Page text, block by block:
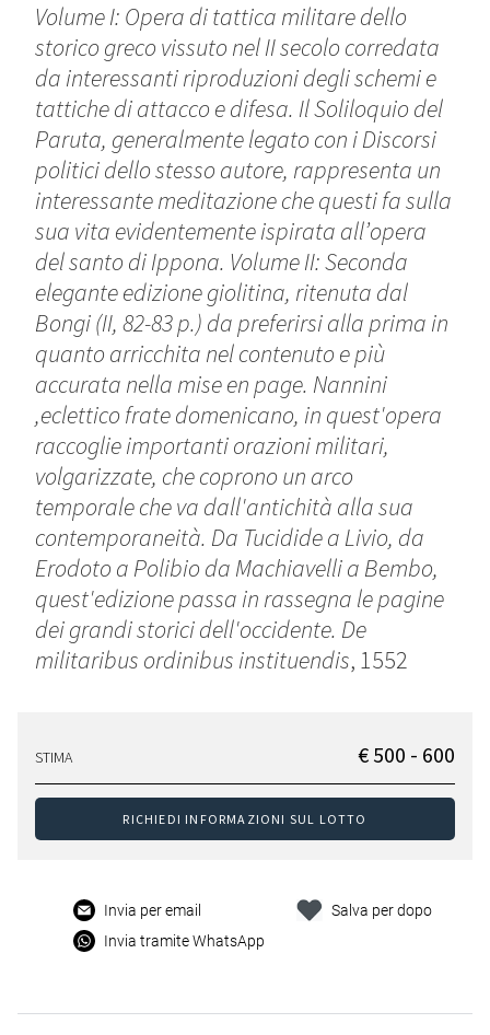
Volume I: Opera di tattica militare dello
storico greco vissuto nel II secolo corredata
da interessanti riproduzioni degli schemi e
tattiche di attacco e difesa. Il Soliloquio del
Paruta, generalmente legato con i Discorsi
politici dello stesso autore, rappresenta un
interessante meditazione che questi fa sulla
sua vita evidentemente ispirata all’opera
del santo di Ippona. Volume II: Seconda
elegante edizione giolitina, ritenuta dal
Bongi (II, 82-83 p.) da preferirsi alla prima in
quanto arricchita nel contenuto e più
accurata nella mise en page. Nannini
,eclettico frate domenicano, in quest'opera
raccoglie importanti orazioni militari,
volgarizzate, che coprono un arco
temporale che va dall'antichità alla sua
contemporaneità. Da Tucidide a Livio, da
Erodoto a Polibio da Machiavelli a Bembo,
quest'edizione passa in rassegna le pagine
dei grandi storici dell'occidente. De
militaribus ordinibus instituendis, 1552
STIMA € 500 - 600
RICHIEDI INFORMAZIONI SUL LOTTO
Invia per email
Invia tramite WhatsApp
Salva per dopo